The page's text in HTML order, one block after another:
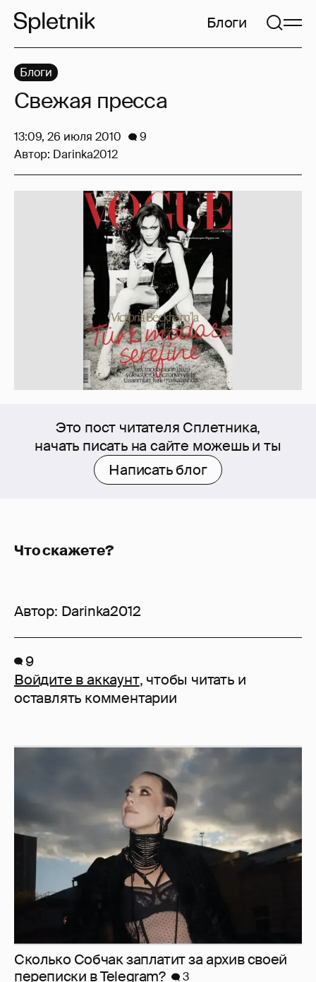
Блоги
Это пост читателя Сплетника,
начать писать на сайте можешь и ты
Написать блог
Что скажете?
Автор: Darinka2012
Блоги
Свежая пресса
13:09, 26 июля 2010
9
Автор: Darinka2012
9
Войдите в аккаунт, чтобы читать и
оставлять комментарии
Сколько Собчак заплатит за архив своей
перeписки в Telegram?
3